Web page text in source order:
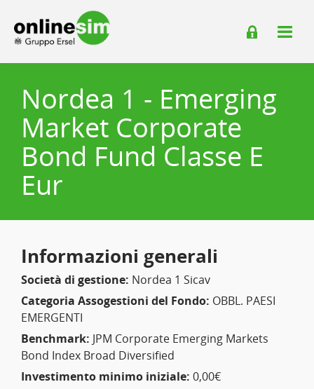
Nordea 1 - Emerging
Market Corporate
Bond Fund Classe E
Eur
Informazioni generali
Società di gestione: Nordea 1 Sicav
Categoria Assogestioni del Fondo: OBBL. PAESI
EMERGENTI
Benchmark: JPM Corporate Emerging Markets
Bond Index Broad Diversified
Investimento minimo iniziale: 0,00€